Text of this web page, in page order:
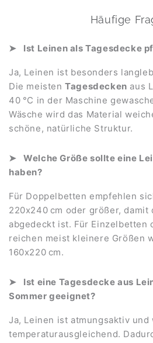
Häufige
Ist Leinen als Tagesdecke
Ja, Leinen ist besonders
Die meistenTagesdecken aus
40 °C in der Maschine
Wäsche wird das Material
schöne, natürliche Struktur.
Welche Größe sollte eine
haben?
Für Doppelbetten empfehlen
220x240 cm oder größer, damit
abgedeckt ist. Für Einzelbetten
reichen meist kleinere Größen
160x220 cm.
Ist eine Tagesdecke aus
Sommer geeignet?
Ja, Leinen ist atmungsaktiv und
temperaturausgleichend.